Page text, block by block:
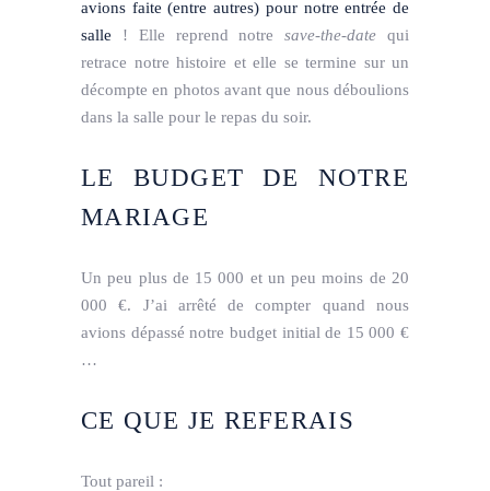
avions faite (entre autres) pour notre entrée de
salle ! Elle reprend notresave-the-date qui
retrace notre histoire et elle se termine sur un
décompte en photos avant que nous déboulions
dans la salle pour le repas du soir.
LE BUDGET DE NOTRE
MARIAGE
Un peu plus de 15 000 et un peu moins de 20
000 €. J’ai arrêté de compter quand nous
avions dépassé notre budget initial de 15 000 €
…
CE QUE JE REFERAIS
Tout pareil :